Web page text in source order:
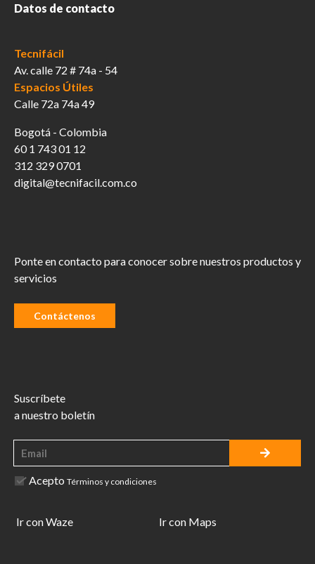
Datos de contacto
Tecnifácil
Av. calle 72 # 74a - 54
Espacios Útiles
Calle 72a 74a 49
Bogotá - Colombia
60 1 743 01 12
312 329 0701
digital@tecnifacil.com.co
Ponte en contacto para conocer sobre nuestros productos y
servicios
Contáctenos
Suscríbete
a nuestro boletín
Acepto Términos y condiciones
Ir con Waze Ir con Maps